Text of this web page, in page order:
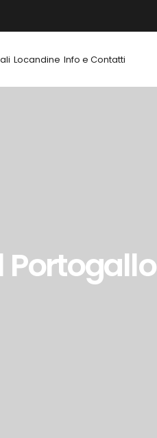
Locandine Info e Contatti
Portogallo